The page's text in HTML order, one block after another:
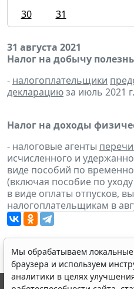
30
31
31 августа 2021
Налог на добычу
- налогоплательщики
декларациюза июль 2021 г.
Налог на доходы
- налоговые агенты
исчисленного и
виде пособий по
(включая пособие по
в виде оплаты отпусков,
налогоплательщикам в
Мы обрабатываем
браузера и используем
аналитики в целях